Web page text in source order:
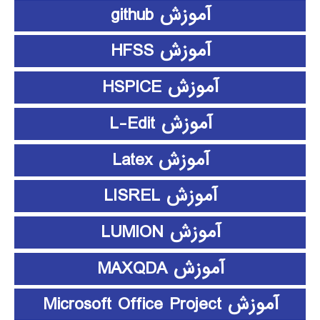
آموزش github
آموزش HFSS
آموزش HSPICE
آموزش L-Edit
آموزش Latex
آموزش LISREL
آموزش LUMION
آموزش MAXQDA
آموزش Microsoft Office Project